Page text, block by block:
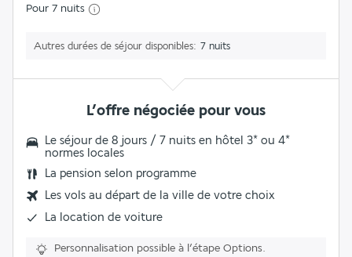
Pour 7 nuits
Autres durées de séjour disponibles 7 nuits
L’offre négociée pour vous
Le séjour de 8 jours / 7 nuits en hôtel 3* ou 4*
normes locales
La pension selon programme
Les vols au départ de la ville de votre choix
La location de voiture
Personnalisation possible à l’étape Options.